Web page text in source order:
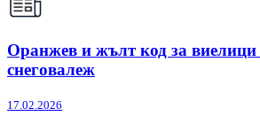
Оранжев и жълт код за виелици
снеговалеж
17.02.2026